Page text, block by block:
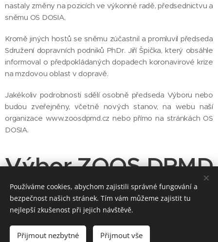
nastaly změny na pozicích ve výkonné radě, předsednictvu a
sněmu OS DOSIA.
Kromě jiných hostů se sněmu zúčastnil a promluvil předseda
Sdružení dopravních podniků PhDr. Jiří Špička, který obsáhle
informoval o předpokládaných dopadech koronavirové krize
na mzdovou oblast v dopravě.
Jakékoliv podrobnosti sdělí osobně předseda Výboru nebo
budou zveřejněny, včetně nových stanov, na webu naší
organizace www.zoosdpmd.cz nebo přímo na stránkách OS
DOSIA.
Výbor ZOOS DPMD
Share
Používáme cookies, abychom zajistili správné fungování a
bezpečnost našich stránek. Tím vám můžeme zajistit tu
nejlepší zkušenost při jejich návštěvě.
Přijmout nezbytné Přijmout vše